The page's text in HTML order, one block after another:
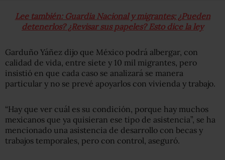
Lee también: Guardia Nacional y migrantes; ¿Pueden
detenerlos? ¿Revisar sus papeles? Esto dice la ley
Garduño Yáñez dijo que México podrá albergar, con
calidad de vida, entre siete y 10 mil migrantes, pero
insistió en que cada caso se analizará se manera
particular y no se prevé apoyarlos con vivienda y trabajo.
“Hay que ver cuál es su condición, porque hay muchos
mexicanos que ya quisieran ese tipo de asistencia”, se ha
mencionado una asistencia de desarrollo con becas y
trabajos temporales, pero con control, aseguró.